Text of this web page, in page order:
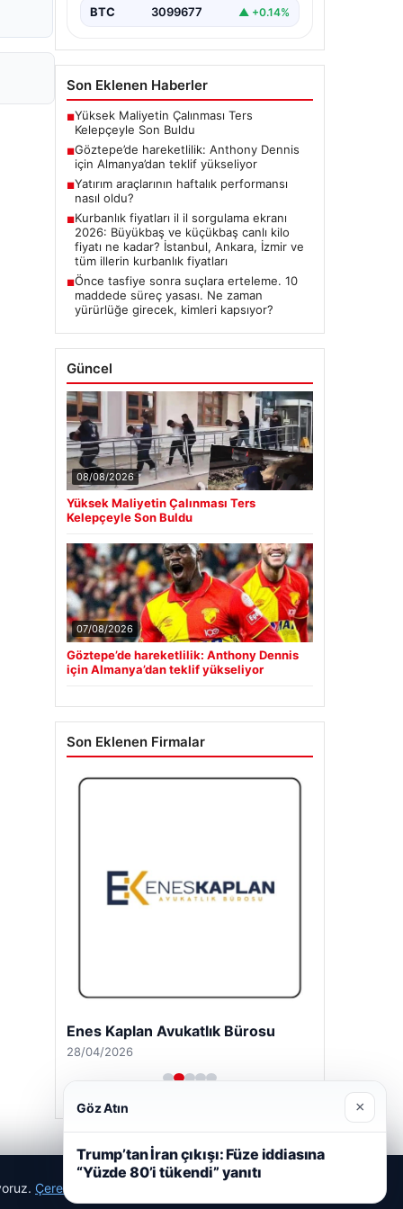
BTC 3099677 ▲ +0.14%
Son Eklenen Haberler
■Yüksek Maliyetin Çalınması Ters
Kelepçeyle Son Buldu
■Göztepe’de hareketlilik: Anthony Dennis
için Almanya’dan teklif yükseliyor
■Yatırım araçlarının haftalık performansı
nasıl oldu?
■Kurbanlık fiyatları il il sorgulama ekranı
2026: Büyükbaş ve küçükbaş canlı kilo
fiyatı ne kadar? İstanbul, Ankara, İzmir ve
tüm illerin kurbanlık fiyatları
■Önce tasfiye sonra suçlara erteleme. 10
maddede süreç yasası. Ne zaman
yürürlüğe girecek, kimleri kapsıyor?
Güncel
08/08/2026
Yüksek Maliyetin Çalınması Ters
Kelepçeyle Son Buldu
07/08/2026
Göztepe’de hareketlilik: Anthony Dennis
için Almanya’dan teklif yükseliyor
Son Eklenen Firmalar
Enes Kaplan Avukatlık Bürosu
28/04/2026
Çerez Politikamız
Göz Atın ×
Trump’tan İran çıkışı: Füze iddiasına
“Yüzde 80’i tükendi” yanıtı